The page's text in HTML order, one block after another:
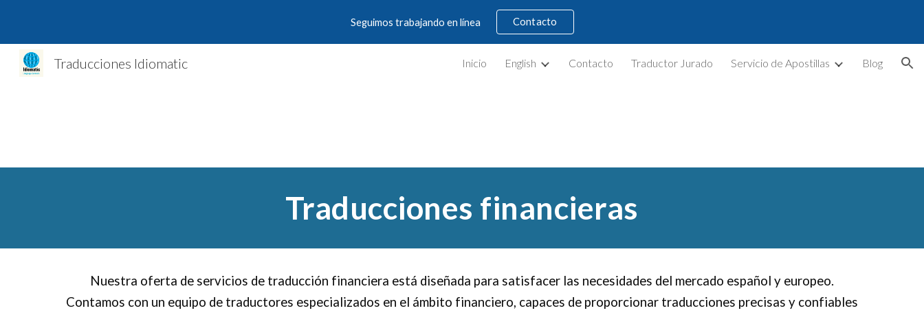
Skip to main content Skip to navigation
Seguimos trabajando en línea Contacto
Traducciones Idiomatic Inicio English Contacto Traductor Jurado Servicio de Apostillas Blog
Traducciones financieras
Nuestra oferta de servicios de traducción financiera está diseñada para satisfacer las necesidades del mercado español y europeo.
Contamos con un equipo de traductores especializados en el ámbito financiero, capaces de proporcionar traducciones precisas y confiables